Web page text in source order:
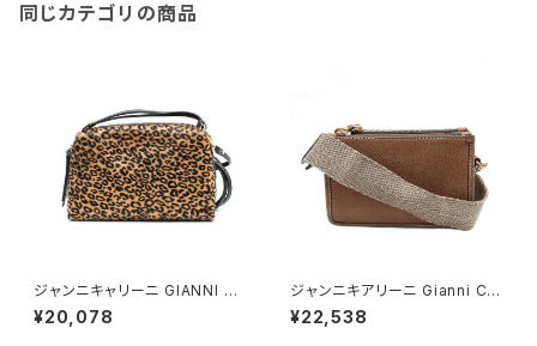
同じカテゴリの商品
ジャンニキャリーニ GIANNI C
HIARIN ショルダーバッグ BS82
58 MCRLEO CAMMELLO レ
¥20,078
ジャンニキアリーニ Gianni Chi
arini ショルダーバッグ BS885
0-RMN-NA-HONEYGOLD
¥22,538